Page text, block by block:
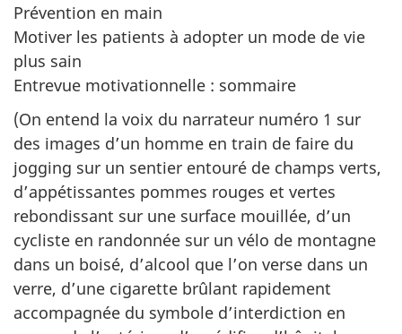
Prévention en main
Motiver les patients à adopter un mode de vie
plus sain
Entrevue motivationnelle : sommaire
(On entend la voix du narrateur numéro 1 sur
des images d’un homme en train de faire du
jogging sur un sentier entouré de champs verts,
d’appétissantes pommes rouges et vertes
rebondissant sur une surface mouillée, d’un
cycliste en randonnée sur un vélo de montagne
dans un boisé, d’alcool que l’on verse dans un
verre, d’une cigarette brûlant rapidement
accompagnée du symbole d’interdiction en